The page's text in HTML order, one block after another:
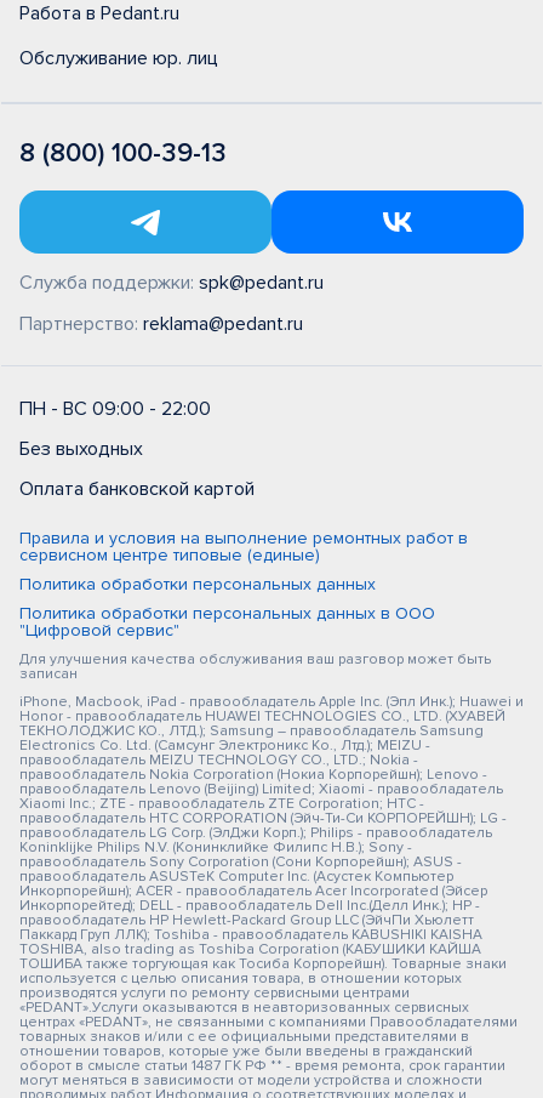
Работа в Pedant.ru
Обслуживание юр. лиц
8 (800) 100-39-13
Служба поддержки: spk@pedant.ru
Партнерство: reklama@pedant.ru
ПН - ВС 09:00 - 22:00
Без выходных
Оплата банковской картой
Правила и условия на выполнение ремонтных работ в
сервисном центре типовые (единые)
Политика обработки персональных данных
Политика обработки персональных данных в ООО
"Цифровой сервис"
Для улучшения качества обслуживания ваш разговор может быть
записан
iPhone, Macbook, iPad - правообладатель Apple Inc. (Эпл Инк.); Huawei и
Honor - правообладатель HUAWEI TECHNOLOGIES CO., LTD. (ХУАВЕЙ
ТЕКНОЛОДЖИС КО., ЛТД.); Samsung – правообладатель Samsung
Electronics Co. Ltd. (Самсунг Электроникс Ко., Лтд.); MEIZU -
правообладатель MEIZU TECHNOLOGY CO., LTD.; Nokia -
правообладатель Nokia Corporation (Нокиа Корпорейшн); Lenovo -
правообладатель Lenovo (Beijing) Limited; Xiaomi - правообладатель
Xiaomi Inc.; ZTE - правообладатель ZTE Corporation; HTC -
правообладатель HTC CORPORATION (Эйч-Ти-Си КОРПОРЕЙШН); LG -
правообладатель LG Corp. (ЭлДжи Корп.); Philips - правообладатель
Koninklijke Philips N.V. (Конинклийке Филипс Н.В.); Sony -
правообладатель Sony Corporation (Сони Корпорейшн); ASUS -
правообладатель ASUSTeK Computer Inc. (Асустек Компьютер
Инкорпорейшн); ACER - правообладатель Acer Incorporated (Эйсер
Инкорпорейтед); DELL - правообладатель Dell Inc.(Делл Инк.); HP -
правообладатель HP Hewlett-Packard Group LLC (ЭйчПи Хьюлетт
Паккард Груп ЛЛК); Toshiba - правообладатель KABUSHIKI KAISHA
TOSHIBA, also trading as Toshiba Corporation (КАБУШИКИ КАЙША
ТОШИБА также торгующая как Тосиба Корпорейшн). Товарные знаки
используется с целью описания товара, в отношении которых
производятся услуги по ремонту сервисными центрами
«PEDANT».Услуги оказываются в неавторизованных сервисных
центрах «PEDANT», не связанными с компаниями Правообладателями
товарных знаков и/или с ее официальными представителями в
отношении товаров, которые уже были введены в гражданский
оборот в смысле статьи 1487 ГК РФ ** - время ремонта, срок гарантии
могут меняться в зависимости от модели устройства и сложности